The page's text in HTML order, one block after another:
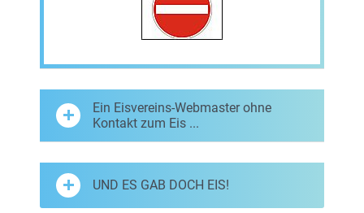
Ein Eisvereins-Webmaster ohne
Kontakt zum Eis ...
UND ES GAB DOCH EIS!